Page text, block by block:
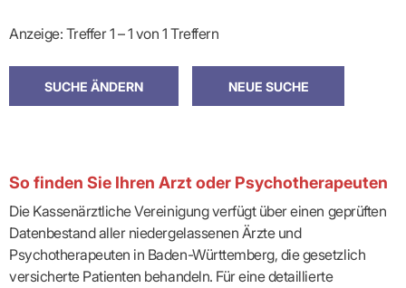
Anzeige: Treffer 1 – 1 von 1 Treffern
So finden Sie Ihren Arzt oder Psychotherapeuten
Die Kassenärztliche Vereinigung verfügt über einen geprüften
Datenbestand aller niedergelassenen Ärzte und
Psychotherapeuten in Baden-Württemberg, die gesetzlich
versicherte Patienten behandeln. Für eine detaillierte